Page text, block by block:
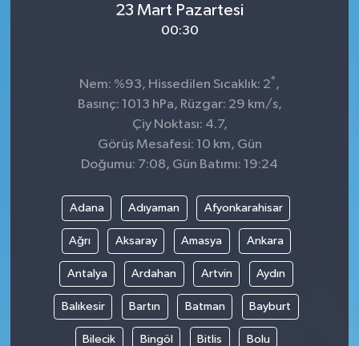
23 Mart Pazartesi
00:30
Nem: %93, Hissedilen Sıcaklık: 2° ,
Basınç: 1013 hPa, Rüzgar: 29 km/s,
Çiy Noktası: 4.7,
Görüş Mesafesi: 10 km, Gün
Doğumu: 7:08, Gün Batımı: 19:24
Adana Adıyaman Afyonkarahisar
Ağrı Aksaray Amasya Ankara
Antalya Ardahan Artvin Aydın
Balıkesir Bartın Batman Bayburt
Bilecik Bingöl Bitlis Bolu